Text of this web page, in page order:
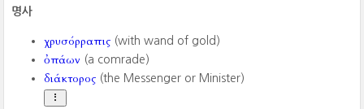
명사
χρυσόρραπις (with wand of gold)
ὀπάων (a comrade)
διάκτορος (the Messenger or Minister)